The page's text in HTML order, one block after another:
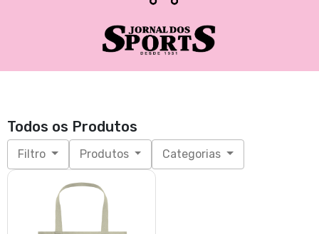
Todos os Produtos
Filtro Produtos Categorias